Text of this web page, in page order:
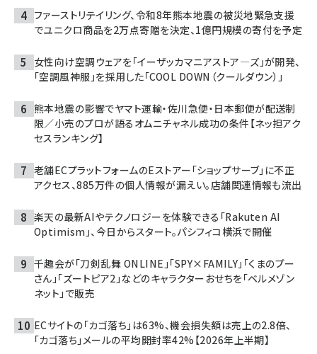
ファーストリテイリング、令和8年熊本地震の被災地緊急支援
でユニクロ商品を2万点寄贈を決定、1億円規模の寄付を予定
女性向け空調ウェアを「イーザッカマニアストア―ズ」が開発、
「空調風神服」を採用した「COOL DOWN（クールダウン）」
熊本地震の影響でヤマト運輸・佐川急便・日本郵便が配送制
限／小売のプロが語るオムニチャネル成功の条件【ネッ担アク
セスランキング】
老舗ECプラットフォームのEストアー「ショップサーブ」に不正
アクセス、885万件の個人情報が漏えい。店舗関連情報も流出
楽天の最新AIやテクノロジーを体験できる「Rakuten AI
Optimism」、今日からスタート。パシフィコ横浜で開催
千趣会が「刀剣乱舞 ONLINE」「SPY×FAMILY」「くまのプー
さん」「ズートピア2」などのキャラクターおせちを「ベルメゾン
ネット」で販売
ECサイトの「カゴ落ち」は63%、機会損失額は売上の2.8倍、
「カゴ落ち」メールの平均開封率42%【2026年上半期】